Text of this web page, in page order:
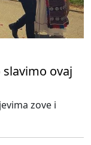
slavimo ovaj
zove i